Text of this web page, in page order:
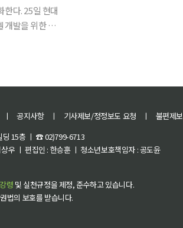
현대
개발을 위한 업
ㅣ 공지사항 ㅣ 기사제보/정정보도 요청 ㅣ 불편제보
딩 15층 ㅣ ☎ 02)799-6713
우 ㅣ 편집인 : 한승훈 ㅣ 청소년보호책임자 : 공도윤
령 및 실천규정을 제정, 준수하고 있습니다.
법의 보호를 받습니다.